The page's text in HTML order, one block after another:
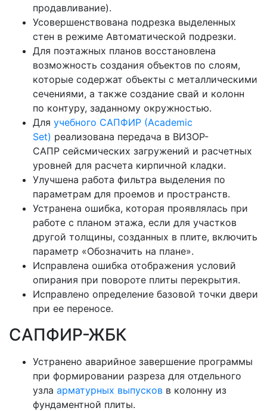
продавливание).
Усовершенствована подрезка выделенных
стен в режиме Автоматической подрезки.
Для поэтажных планов восстановлена
возможность создания объектов по слоям,
которые содержат объекты с металлическими
сечениями, а также создание свай и колонн
по контуру, заданному окружностью.
Для учебного САПФИР (Academic
Set) реализована передача в ВИЗОР-
САПР сейсмических загружений и расчетных
уровней для расчета кирпичной кладки.
Улучшена работа фильтра выделения по
параметрам для проемов и пространств.
Устранена ошибка, которая проявлялась при
работе с планом этажа, если для участков
другой толщины, созданных в плите, включить
параметр «Обозначить на плане».
Исправлена ошибка отображения условий
опирания при повороте плиты перекрытия.
Исправлено определение базовой точки двери
при ее переносе.
САПФИР-ЖБК
Устранено аварийное завершение программы
при формировании разреза для отдельного
узла арматурных выпусков в колонну из
фундаментной плиты.